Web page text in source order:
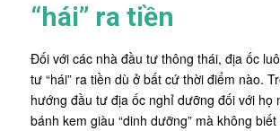
“hái” ra tiền
Đối với các nhà đầu tư thông thái, địa ốc
tư “hái” ra tiền dù ở bất cứ thời điểm nào.
hướng đầu tư địa ốc nghỉ dưỡng đối với họ
bánh kem giàu “dinh dưỡng” mà không